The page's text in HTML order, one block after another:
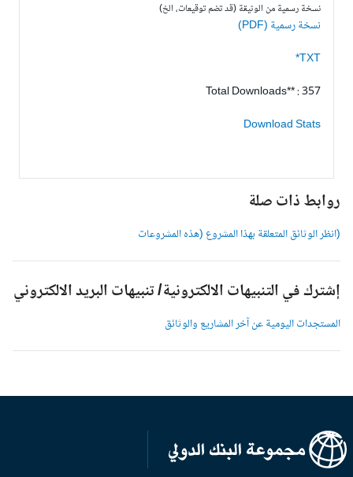
نسخة رسمية من الوثيقة (قد تضم توقيعات، الخ)
نسخة رسمية (PDF)
TXT*
Total Downloads** : 357
Download Stats
روابط ذات صلة
(انظر الوثائق المتعلقة بهذا المشروع (هذه المشروعات
إشترك في التنبيهات الالكترونية/ تنبيهات البريد الالكتروني
المستجدات اليومية عن آخر المشاريع والوثائق